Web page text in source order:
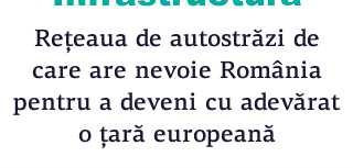
Reţeaua de autostrăzi de
care are nevoie România
pentru a deveni cu adevărat
o ţară europeană